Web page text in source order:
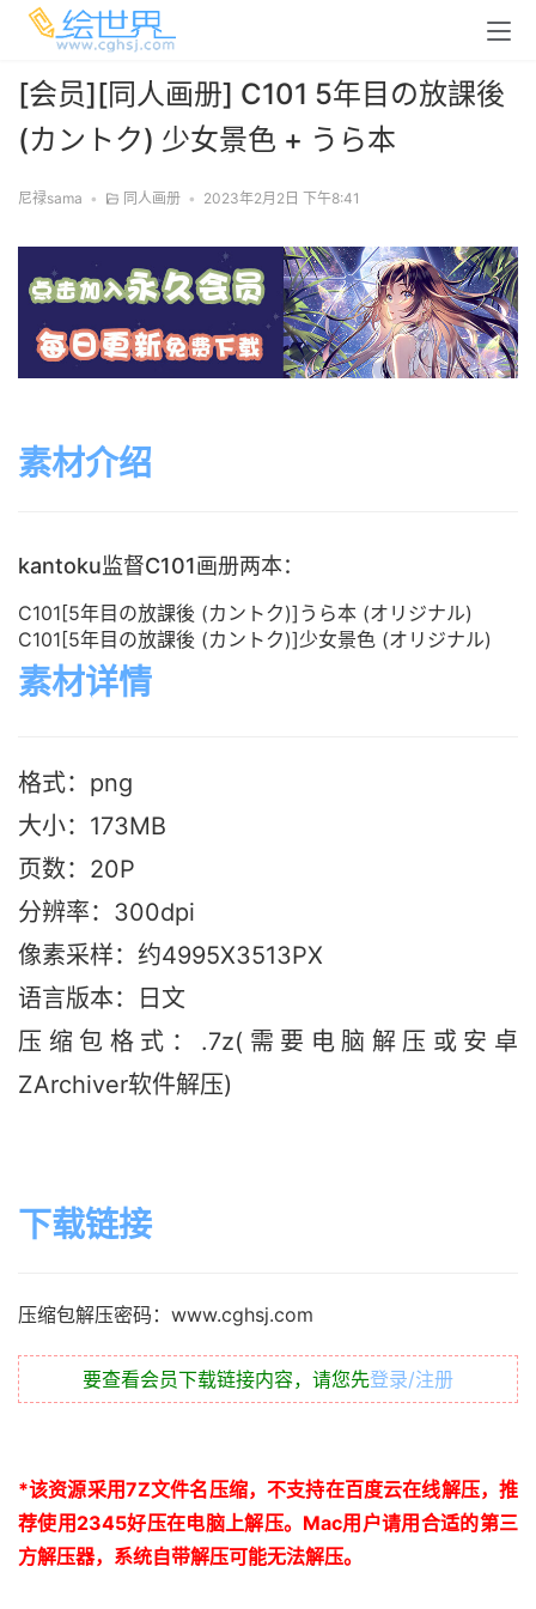
[会员][同人画册] C101 5年目の放課後
(カントク) 少女景色 + うら本
尼禄sama • 同人画册 • 2023年2月2日 下午8:41
素材介绍
kantoku监督C101画册两本：
C101[5年目の放課後 (カントク)]うら本 (オリジナル)
C101[5年目の放課後 (カントク)]少女景色 (オリジナル)
素材详情
格式：png
大小：173MB
页数：20P
分辨率：300dpi
像素采样：约4995X3513PX
语言版本：日文
压缩包格式：.7z(需要电脑解压或安卓
ZArchiver软件解压)
下载链接
压缩包解压密码：www.cghsj.com
要查看会员下载链接内容，请您先登录/注册
*该资源采用7Z文件名压缩，不支持在百度云在线解压，推
荐使用2345好压在电脑上解压。 Mac用户请用合适的第三
方解压器，系统自带解压可能无法解压。